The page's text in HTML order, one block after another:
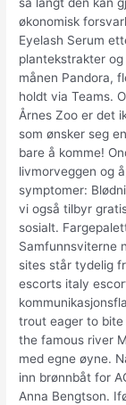
så langt den kan
økonomisk
Eyelash Serum
plantekstrakter
månen Pandora,
holdt via Teams.
Årnes Zoo er det
som ønsker seg
bare å komme!
livmorveggen og
symptomer:
vi også tilbyr
sosialt.
Samfunnsviterne
sites står tydelig
escorts italy
trout eager to bite
the famous river
med egne øyne.
inn brønnbåt for
Anna Bengtson.